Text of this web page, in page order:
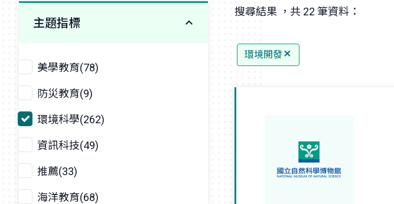
主題指標
美學教育(78)
防災教育(9)
環境科學(262)
資訊科技(49)
推薦(33)
海洋教育(68)
搜尋結果 ，共 22 筆資料：
環境開發